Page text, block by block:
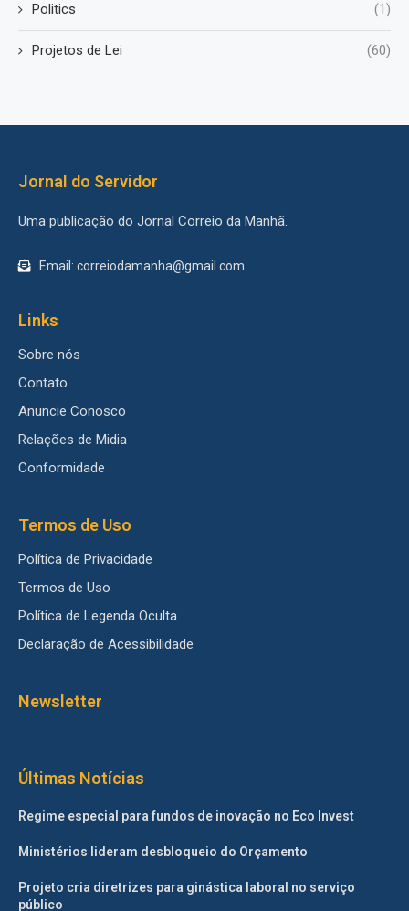
Politics (1)
Projetos de Lei (60)
Jornal do Servidor
Uma publicação do Jornal Correio da Manhã.
Email: correiodamanha@gmail.com
Links
Sobre nós
Contato
Anuncie Conosco
Relações de Midia
Conformidade
Termos de Uso
Política de Privacidade
Termos de Uso
Política de Legenda Oculta
Declaração de Acessibilidade
Newsletter
Últimas Notícias
Regime especial para fundos de inovação no Eco Invest
Ministérios lideram desbloqueio do Orçamento
Projeto cria diretrizes para ginástica laboral no serviço
público